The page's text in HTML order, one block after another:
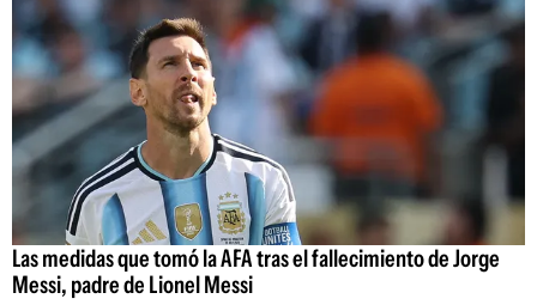
Las medidas que tomó la AFA tras el fallecimiento de Jorge
Messi, padre de Lionel Messi